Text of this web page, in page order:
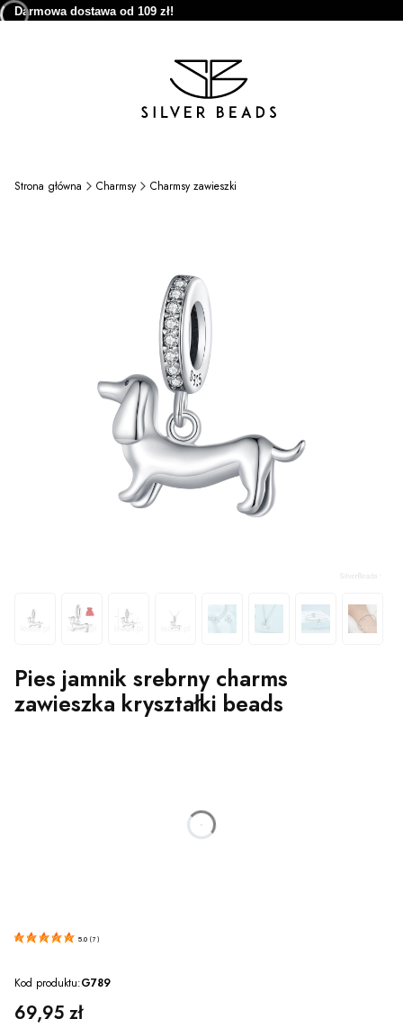
Darmowa dostawa od 109 zł!
Strona główna Charmsy Charmsy zawieszki
Pies jamnik srebrny charms
zawieszka kryształki beads
5.0 (7 )
Kod produktu:G789
Cena
69,95 zł